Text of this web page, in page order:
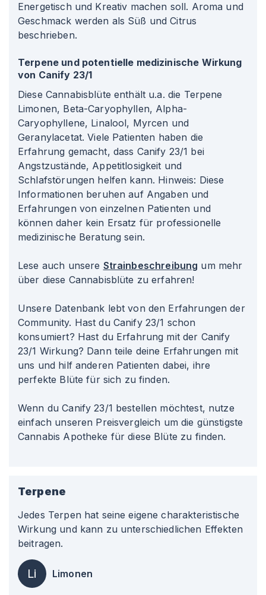
Energetisch und Kreativ machen soll. Aroma und
Geschmack werden als Süß und Citrus
beschrieben.
Terpene und potentielle medizinische Wirkung
von Canify 23/1
Diese Cannabisblüte enthält u.a. die Terpene
Limonen, Beta-Caryophyllen, Alpha-
Caryophyllene, Linalool, Myrcen und
Geranylacetat. Viele Patienten haben die
Erfahrung gemacht, dass Canify 23/1 bei
Angstzustände, Appetitlosigkeit und
Schlafstörungen helfen kann. Hinweis: Diese
Informationen beruhen auf Angaben und
Erfahrungen von einzelnen Patienten und
können daher kein Ersatz für professionelle
medizinische Beratung sein.
Lese auch unsere Strainbeschreibung um mehr
über diese Cannabisblüte zu erfahren!
Unsere Datenbank lebt von den Erfahrungen der
Community. Hast du Canify 23/1 schon
konsumiert? Hast du Erfahrung mit der Canify
23/1 Wirkung? Dann teile deine Erfahrungen mit
uns und hilf anderen Patienten dabei, ihre
perfekte Blüte für sich zu finden.
Wenn du Canify 23/1 bestellen möchtest, nutze
einfach unseren Preisvergleich um die günstigste
Cannabis Apotheke für diese Blüte zu finden.
Terpene
Jedes Terpen hat seine eigene charakteristische
Wirkung und kann zu unterschiedlichen Effekten
beitragen.
Li Limonen